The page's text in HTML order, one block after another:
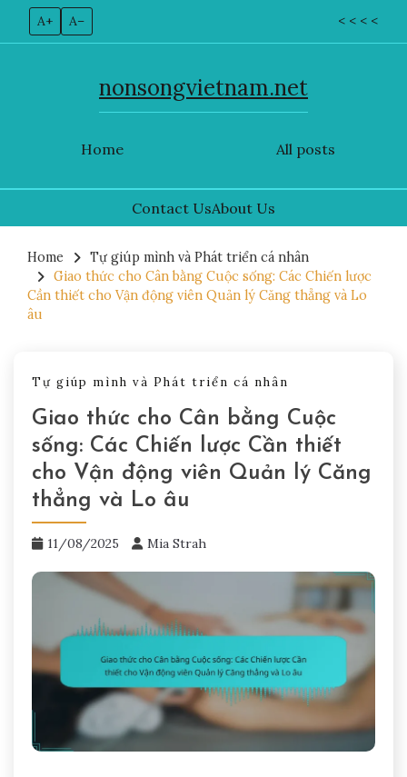
A+ A– < < < <
Home
nonsongvietnam.net
All posts
Contact UsAbout Us
content
Home
Tự giúp mình và Phát triển cá nhân
Giao thức cho Cân bằng Cuộc sống: Các Chiến lược
Cần thiết cho Vận động viên Quản lý Căng thẳng và Lo
âu
Tự giúp mình và Phát triển cá nhân
Giao thức cho Cân bằng Cuộc
sống: Các Chiến lược Cần thiết
cho Vận động viên Quản lý Căng
thẳng và Lo âu
11/08/2025 Mia Strah